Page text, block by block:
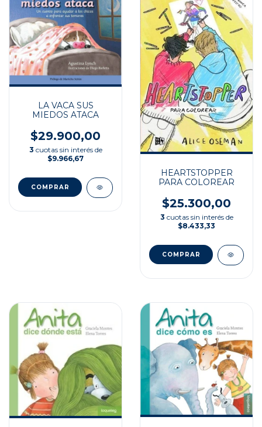
LA VACA SUS
MIEDOS ATACA
$29.900,00
3 cuotas sin interés de
$9.966,67
HEARTSTOPPER
PARA COLOREAR
$25.300,00
3 cuotas sin interés de
$8.433,33